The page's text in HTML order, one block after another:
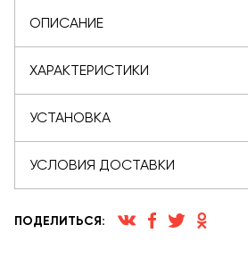
ОПИСАНИЕ
ХАРАКТЕРИСТИКИ
УСТАНОВКА
УСЛОВИЯ ДОСТАВКИ
ПОДЕЛИТЬСЯ: